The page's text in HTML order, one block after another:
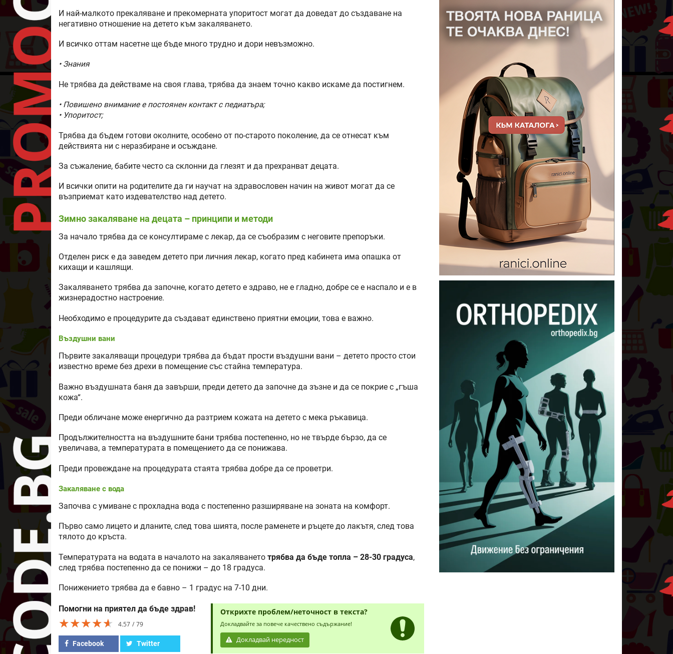
И най-малкото прекаляване и прекомерната упоритост могат да доведат до създаване на
негативно отношение на детето към закаляването.
И всичко оттам насетне ще бъде много трудно и дори невъзможно.
• Знания
Не трябва да действаме на своя глава, трябва да знаем точно какво искаме да постигнем.
• Повишено внимание е постоянен контакт с педиатъра;
• Упоритост;
Трябва да бъдем готови околните, особено от по-старото поколение, да се отнесат към
действията ни с неразбиране и осъждане.
За съжаление, бабите често са склонни да глезят и да прехранват децата.
И всички опити на родителите да ги научат на здравословен начин на живот могат да се
възприемат като издевателство над детето.
Зимно закаляване на децата – принципи и методи
За начало трябва да се консултираме с лекар, да се съобразим с неговите препоръки.
Отделен риск е да заведем детето при личния лекар, когато пред кабинета има опашка от
кихащи и кашлящи.
Закаляването трябва да започне, когато детето е здраво, не е гладно, добре се е наспало и е в
жизнерадостно настроение.
Необходимо е процедурите да създават единствено приятни емоции, това е важно.
Въздушни вани
Първите закаляващи процедури трябва да бъдат прости въздушни вани – детето просто стои
известно време без дрехи в помещение със стайна температура.
Важно въздушната баня да завърши, преди детето да започне да зъзне и да се покрие с „гъша
кожа“.
Преди обличане може енергично да разтрием кожата на детето с мека ръкавица.
Продължителността на въздушните бани трябва постепенно, но не твърде бързо, да се
увеличава, а температурата в помещението да се понижава.
Преди провеждане на процедурата стаята трябва добре да се проветри.
Закаляване с вода
Започва с умиване с прохладна вода с постепенно разширяване на зоната на комфорт.
Първо само лицето и дланите, след това шията, после раменете и ръцете до лакътя, след това
тялото до кръста.
Температурата на водата в началото на закаляването трябва да бъде топла – 28-30 градуса,
след трябва постепенно да се понижи – до 18 градуса.
Понижението трябва да е бавно – 1 градус на 7-10 дни.
Помогни на приятел да бъде здрав!
★★★★★
★★★★★
★★★★★ 4.57 79
Facebook Twitter
Открихте проблем/неточност в текста?
Докладвайте за повече качествено съдържание!
Докладвай нередност